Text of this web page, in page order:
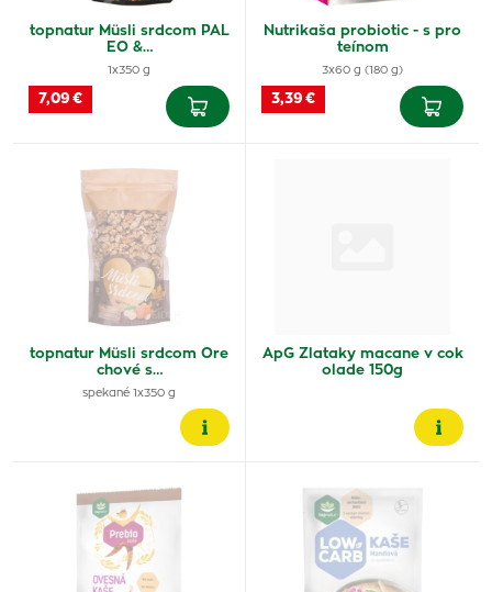
topnatur Müsli srdcom PAL
EO &…
1x350 g
7,09 €
Nutrikaša probiotic - s pro
teínom
3x60 g (180 g)
3,39 €
topnatur Müsli srdcom Ore
chové s…
spekané 1x350 g
ApG Zlataky macane v cok
olade 150g